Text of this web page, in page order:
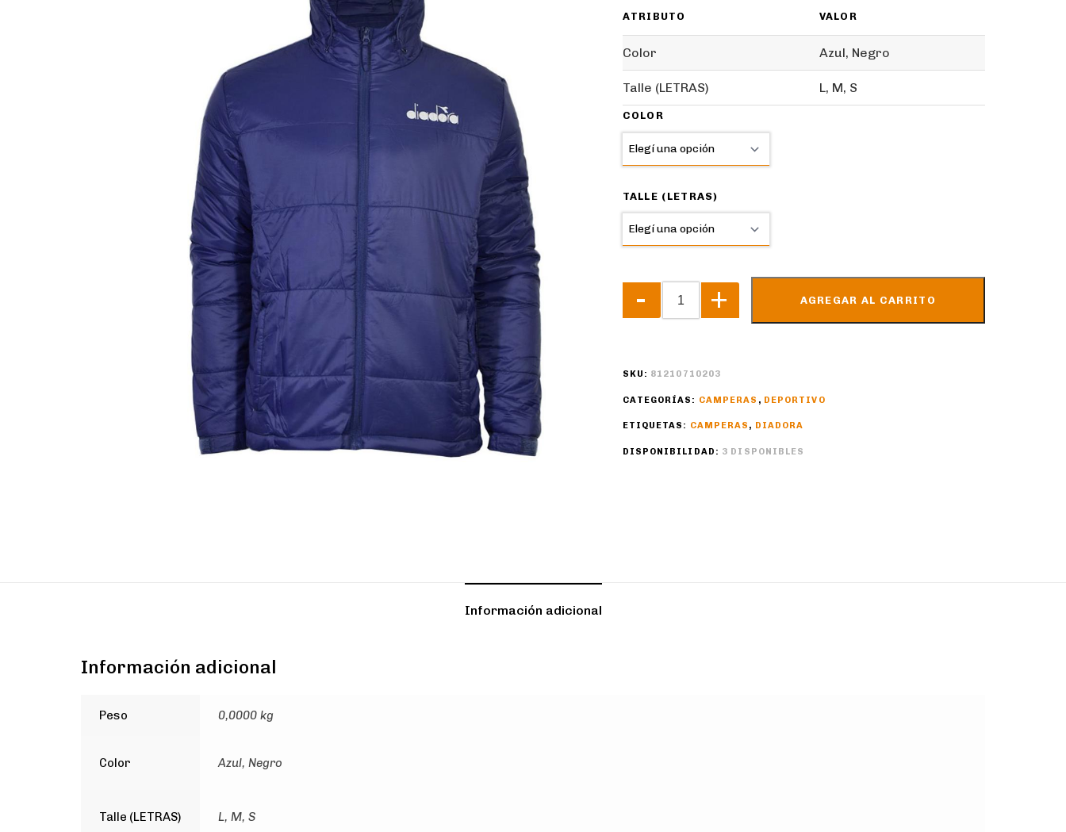
ATRIBUTO VALOR
Color Azul, Negro
Talle (LETRAS) L, M, S
COLOR
TALLE (LETRAS)
AGREGAR AL CARRITO
SKU: 81210710203
CATEGORÍAS: CAMPERAS , DEPORTIVO
ETIQUETAS: CAMPERAS , DIADORA
DISPONIBILIDAD: 3 DISPONIBLES
Información adicional
Información adicional
Peso 0,0000 kg
Color Azul, Negro
Talle (LETRAS) L, M, S